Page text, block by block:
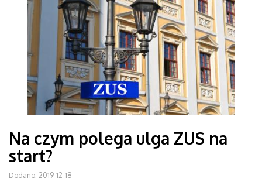
Na czym polega ulga ZUS na
start?
Dodano: 2019-12-18